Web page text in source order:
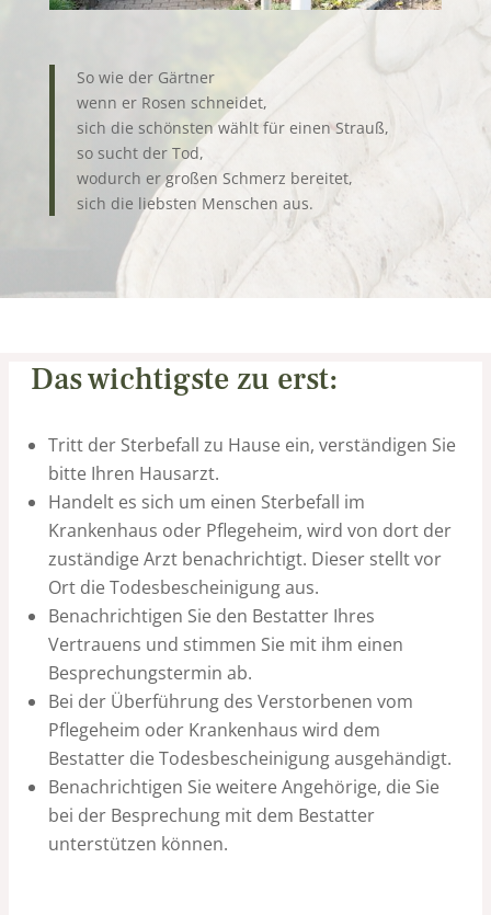
So wie der Gärtner
wenn er Rosen schneidet,
sich die schönsten wählt für einen Strauß,
so sucht der Tod,
wodurch er großen Schmerz bereitet,
sich die liebsten Menschen aus.
Das wichtigste zu erst:
Tritt der Sterbefall zu Hause ein, verständigen Sie
bitte Ihren Hausarzt.
Handelt es sich um einen Sterbefall im
Krankenhaus oder Pflegeheim, wird von dort der
zuständige Arzt benachrichtigt. Dieser stellt vor
Ort die Todesbescheinigung aus.
Benachrichtigen Sie den Bestatter Ihres
Vertrauens und stimmen Sie mit ihm einen
Besprechungstermin ab.
Bei der Überführung des Verstorbenen vom
Pflegeheim oder Krankenhaus wird dem
Bestatter die Todesbescheinigung ausgehändigt.
Benachrichtigen Sie weitere Angehörige, die Sie
bei der Besprechung mit dem Bestatter
unterstützen können.